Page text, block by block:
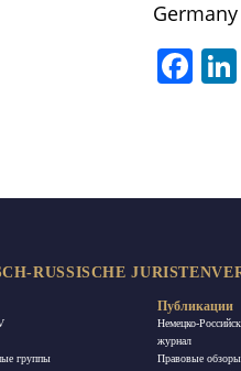
RUSSISCHE
группы
Публикации
Немецко-
журнал
Правовые обзоры